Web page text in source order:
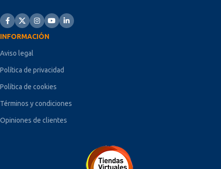
INFORMACIÓN
Aviso legal
Política de privacidad
Política de cookies
Términos y condiciones
Opiniones de clientes